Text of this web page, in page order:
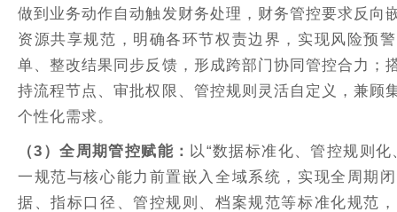
做到业务动作自动触发财务处理，财务管控要求反向
资源共享规范，明确各环节权责边界，实现风险预
单、整改结果同步反馈，形成跨部门协同管控合力；
持流程节点、审批权限、管控规则灵活自定义，兼顾
个性化需求。
（3）全周期管控赋能： 以“数据标准化、管控规则
一规范与核心能力前置嵌入全域系统，实现全周期
据、指标口径、管控规则、档案规范等标准化规范